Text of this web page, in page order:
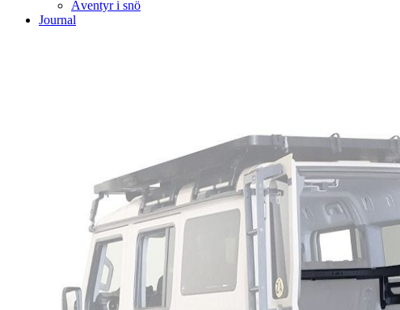
Äventyr i snö
Journal